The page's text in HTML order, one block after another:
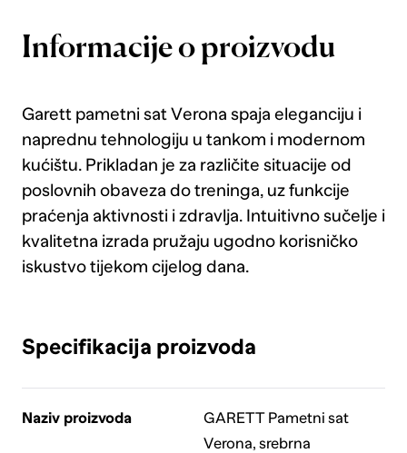
Informacije o proizvodu
Garett pametni sat Verona spaja eleganciju i
naprednu tehnologiju u tankom i modernom
kućištu. Prikladan je za različite situacije od
poslovnih obaveza do treninga, uz funkcije
praćenja aktivnosti i zdravlja. Intuitivno sučelje i
kvalitetna izrada pružaju ugodno korisničko
iskustvo tijekom cijelog dana.
Specifikacija proizvoda
Naziv proizvoda
GARETT Pametni sat
Verona, srebrna